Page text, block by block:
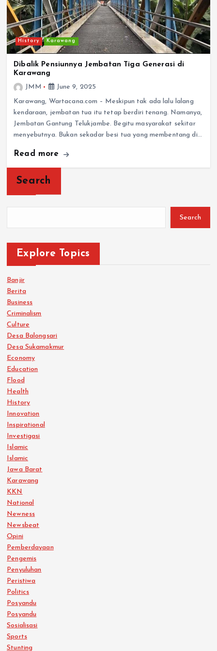
History Karawang
Dibalik Pensiunnya Jembatan Tiga Generasi di
Karawang
JMM
June 9, 2025
Karawang, Wartacana.com – Meskipun tak ada lalu lalang
kendaraan, jembatan tua itu tetap berdiri tenang. Namanya,
Jembatan Gantung Telukjambe. Begitu masyarakat sekitar
menyebutnya. Bukan sekadar besi tua yang membentang di…
Read more
Search
Search
Explore Topics
Banjir
Berita
Business
Criminalism
Culture
Desa Balongsari
Desa Sukamakmur
Economy
Education
Flood
Health
History
Innovation
Inspirational
Investigasi
Islamic
Islamic
Jawa Barat
Karawang
KKN
National
Newness
Newsbeat
Opini
Pemberdayaan
Pengemis
Penyuluhan
Peristiwa
Politics
Posyandu
Posyandu
Sosialisasi
Sports
Stunting